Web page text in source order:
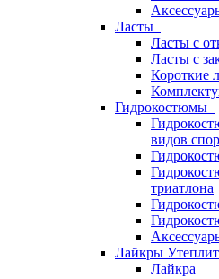
Ласты
Ласты с
Ласты с
Короткие
Гидрокостюмы
видов
триатлона
Лайкры
Лайкра